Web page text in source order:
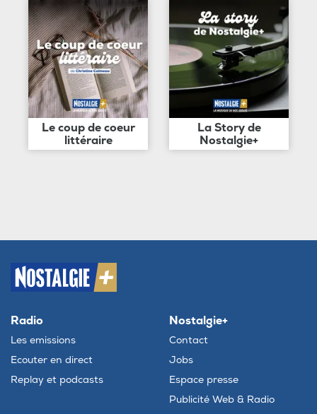
Le coup de coeur
littéraire
La Story de
Nostalgie+
Radio
Les emissions
Ecouter en direct
Replay et podcasts
Nostalgie+
Contact
Jobs
Espace presse
Publicité Web & Radio